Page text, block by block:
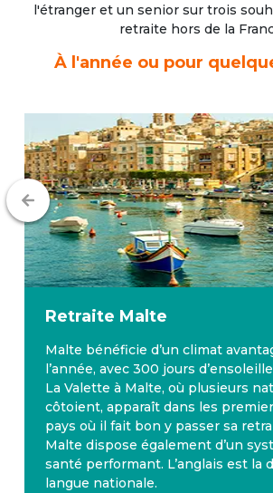
l'étrangeret un senior sur trois
retraite hors de la
À l'année ou pour
Retraite Malte
Malte bénéficie d’un climat
l’année, avec 300 jours
La Valette à Malte, où plusieurs
côtoient, apparaît dans les
pays où il fait bon y passer sa
Malte dispose également d’un
santé performant. L’anglais est la
langue nationale.